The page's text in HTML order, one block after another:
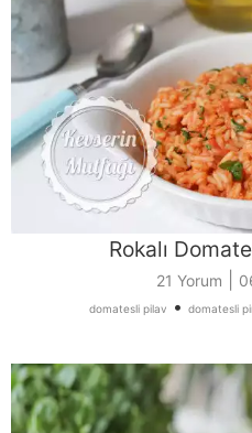
Rokalı
21 Yorum
domatesli pilav • domatesli